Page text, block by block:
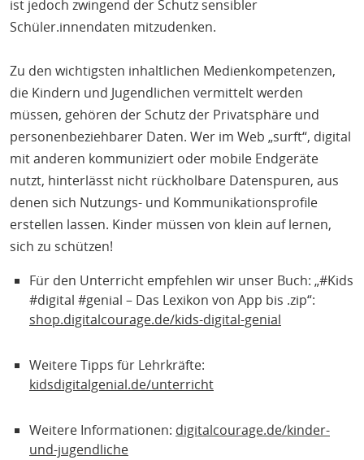
ist jedoch zwingend der Schutz sensibler
Schüler.innendaten mitzudenken.
Zu den wichtigsten inhaltlichen Medienkompetenzen,
die Kindern und Jugendlichen vermittelt werden
müssen, gehören der Schutz der Privatsphäre und
personenbeziehbarer Daten. Wer im Web „surft“, digital
mit anderen kommuniziert oder mobile Endgeräte
nutzt, hinterlässt nicht rückholbare Datenspuren, aus
denen sich Nutzungs- und Kommunikationsprofile
erstellen lassen. Kinder müssen von klein auf lernen,
sich zu schützen!
Für den Unterricht empfehlen wir unser Buch: „#Kids
#digital #genial – Das Lexikon von App bis .zip“:
shop.digitalcourage.de/kids-digital-genial
Weitere Tipps für Lehrkräfte:
kidsdigitalgenial.de/unterricht
Weitere Informationen: digitalcourage.de/kinder-
und-jugendliche